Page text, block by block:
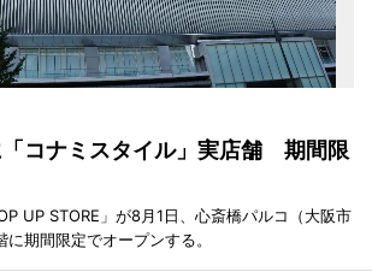
コナミスタイル」実店舗 期間限
UP STORE」が8月1日、心斎橋パルコ（大阪市
期間限定でオープンする。